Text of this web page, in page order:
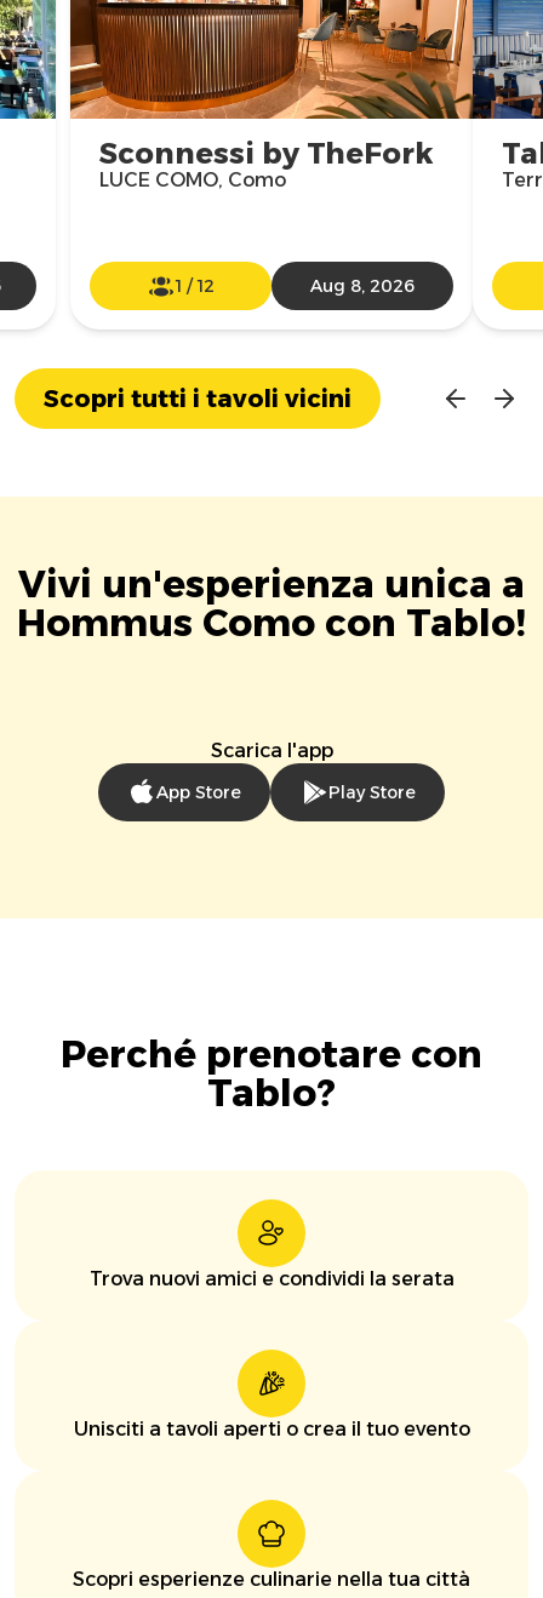
Sconnessi by TheFork
LUCE COMO, Como
1 /12 Aug 8, 2026
Scopri tutti i tavoli vicini
Vivi un'esperienza unica a
Hommus Como con Tablo!
Scarica l'app
App Store Play Store
Perché prenotare con
Tablo?
Trova nuovi amici e condividi la serata
Unisciti a tavoli aperti o crea il tuo evento
Scopri esperienze culinarie nella tua città